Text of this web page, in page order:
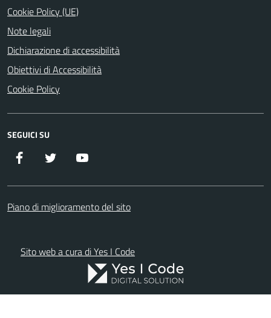
Cookie Policy (UE)
Note legali
Dichiarazione di accessibilità
Obiettivi di Accessibilità
Cookie Policy
SEGUICI SU
Facebook Twitter
Piano di miglioramento del sito
Sito web a cura di Yes I Code